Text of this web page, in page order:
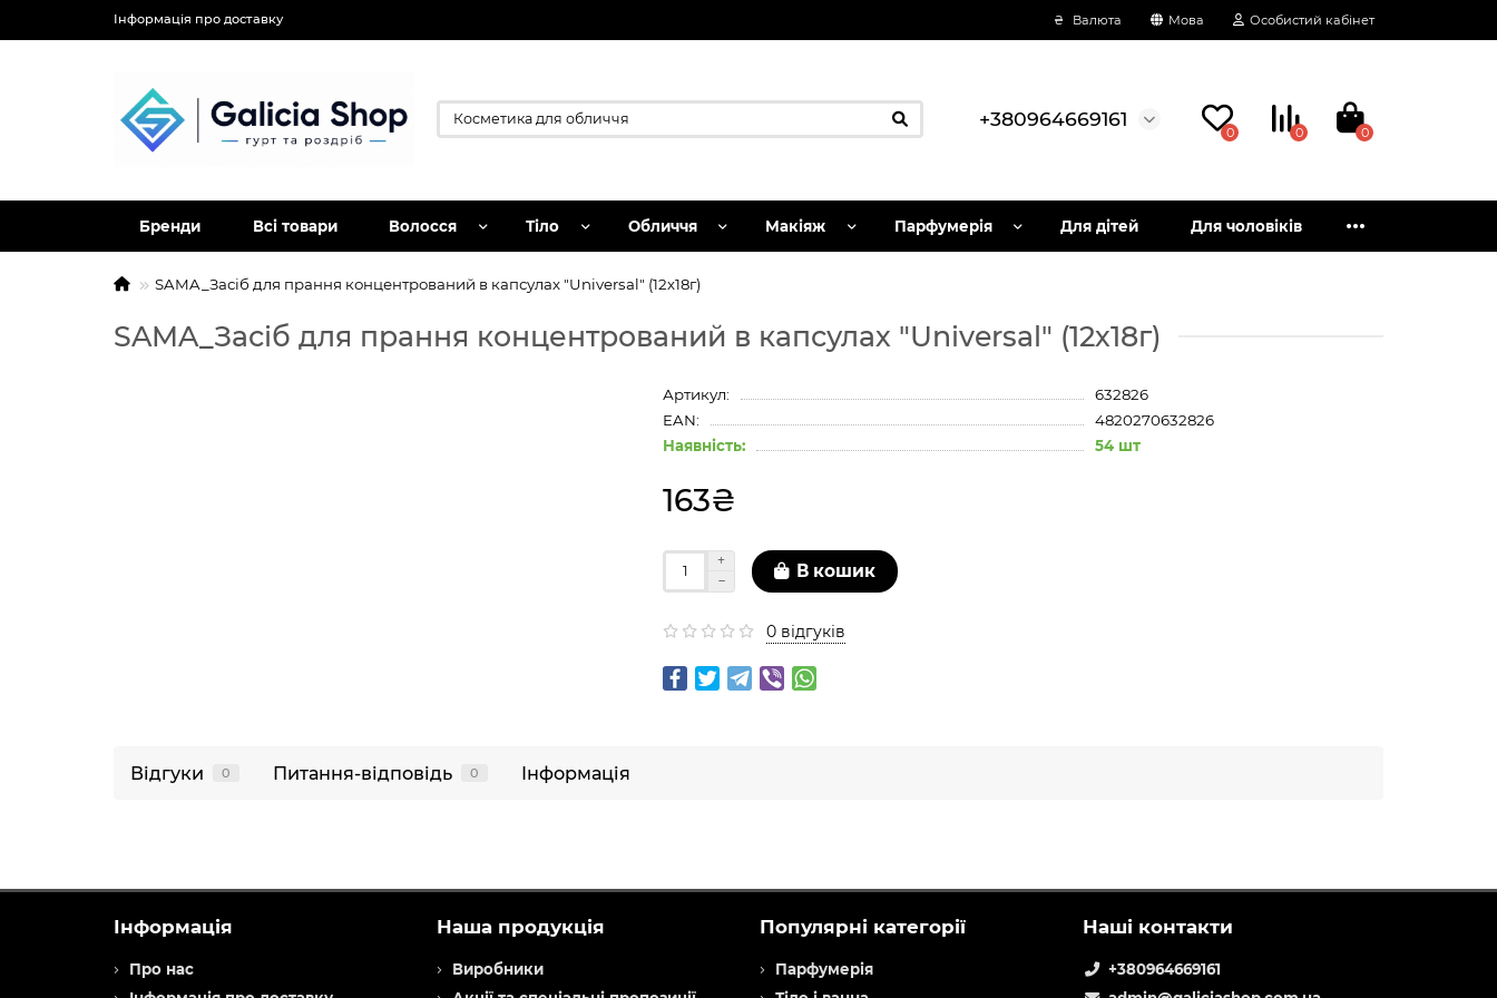
Інформація про доставку ₴ Валюта Мова Особистий кабінет
+380964669161
0 0 0
Бренди Всі товари Волосся Тіло Обличчя Макіяж Парфумерія Для дітей Для чоловіків
SAMA_Засіб для прання концентрований в капсулах "Universal" (12х18г)
SAMA_Засіб для прання концентрований в капсулах "Universal" (12х18г)
Артикул:
632826
EAN:
4820270632826
Наявність:
54 шт
163₴
В кошик
0 відгуків
Відгуки 0 Питання-відповідь 0 Інформація
Інформація
Про нас
Наша продукція
Виробники
Популярні категорії
Парфумерія
Наші контакти
+380964669161